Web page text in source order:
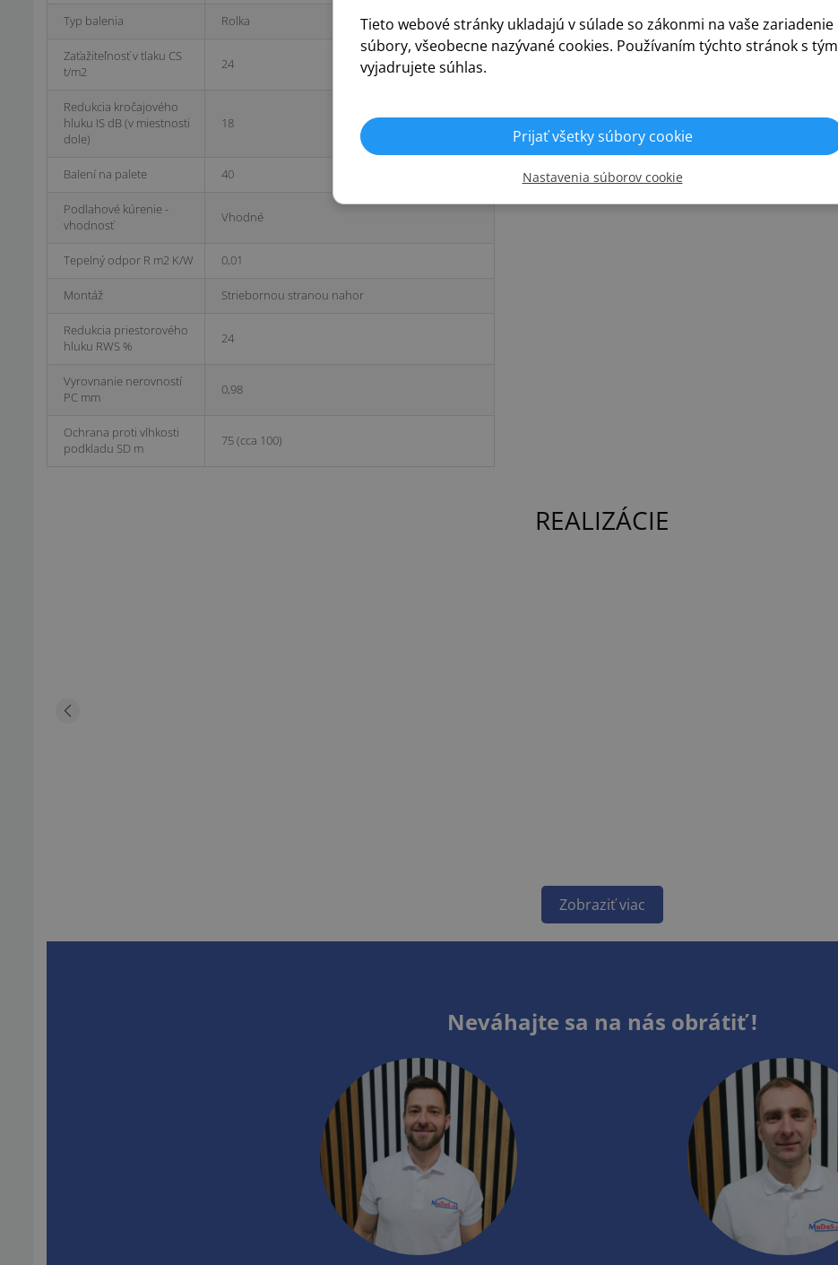
Typ balenia Rolka
Zaťažiteľnosť v tlaku CS
t/m2
24
Redukcia kročajového
hluku IS dB (v miestnosti
dole)
18
Balení na palete 40
Podlahové kúrenie -
vhodnosť
Vhodné
Tepelný odpor R m2 K/W 0,01
Montáž Striebornou stranou nahor
Redukcia priestorového
hluku RWS %
24
Vyrovnanie nerovností
PC mm
0,98
Ochrana proti vlhkosti
podkladu SD m
75 (cca 100)
REALIZÁCIE
Zobraziť viac
Neváhajte sa na nás obrátiť !
Tieto webové stránky ukladajú v súlade so zákonmi na vaše zariadenie
súbory, všeobecne nazývané cookies. Používaním týchto stránok s tým
vyjadrujete súhlas.
Prijať všetky súbory cookie
Nastavenia súborov cookie